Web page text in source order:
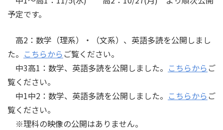
予定です。
高2：数学（理系）・（文系）、英語多読を公開しまし
た。 こちらから ご覧ください。
中3高1：数学、英語多読を公開しました。 こちらから ご
覧ください。
中1中2：数学、英語多読を公開しました。 こちらから ご
覧ください。
※理科の映像の公開はありません。